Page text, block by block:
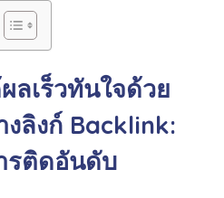
ลเร็วทันใจด้วย
งลิงก์ Backlink:
รติดอันดับ